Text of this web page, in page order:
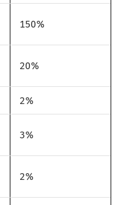
150%
20%
2%
3%
2%